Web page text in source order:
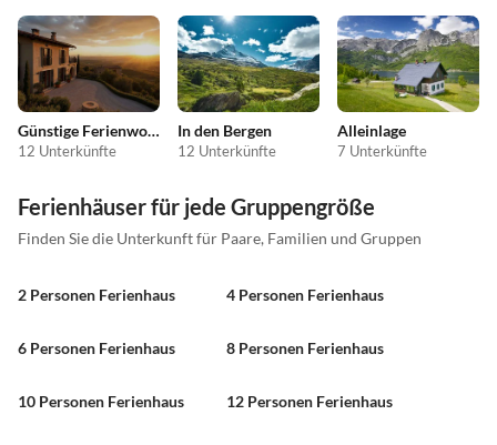
Günstige Ferienwohnungen
12 Unterkünfte
In den Bergen
12 Unterkünfte
Alleinlage
7 Unterkünfte
Ferienhäuser für jede Gruppengröße
Finden Sie die Unterkunft für Paare, Familien und Gruppen
2 Personen Ferienhaus 4 Personen Ferienhaus
6 Personen Ferienhaus 8 Personen Ferienhaus
10 Personen Ferienhaus 12 Personen Ferienhaus